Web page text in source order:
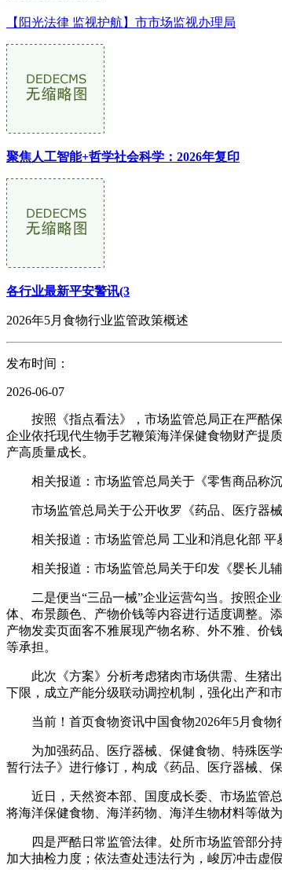
【阳光法律 监视护航】市市场监视办理局
聚焦人工智能+哲学社会科学：2026年复印
各行业最新平安警讯(3
2026年5月食物行业监管政策概述
发布时间：
2026-06-07
按照《指点看法》，市场监管总局正在严酷保
企业依托现代生物手艺鞭策海洋保健食物财产提
产高质量成长。
相关报道：市场监管总局关于《零售商品称沉
市场监管总局关于公开收罗《药品、医疗器械
相关报道：市场监管总局 工业和消息化部 平易
相关报道：市场监管总局关于印发《婴长儿辅
二是便当“三品一械”企业运营勾当。按照企业
体、布景颜色、产物价钱等内容进行适度调整。
产物发卖页面客不雅展现产物名称、外不雅、价
等承担。
此次《方案》分析考虑猪肉市场供需、生猪出
下限，成立产能分级联动调控机制，强化出产和
当前！首页食物资讯中国食物2026年5月食物
为加强药品、医疗器械、保健食物、特殊医学
暂行法子》进行修订，构成《药品、医疗器械、
近日，天然资本部、国度成长委、市场监管总
将海洋保健食物、海洋药物、海洋生物材料等做
四是严酷日常监管法律。处所市场监管部分持
加大抽检力度；依法查处违法行为，峻厉冲击虚